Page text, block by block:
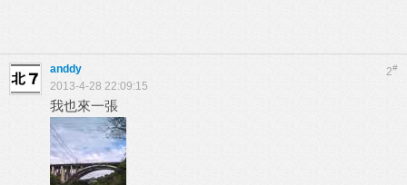
2#
anddy
2013-4-28 22:09:15
我也來一張